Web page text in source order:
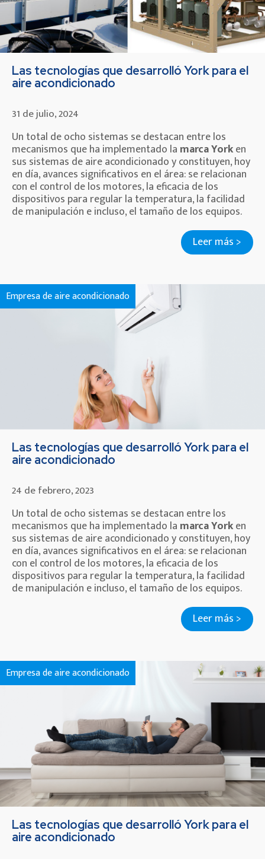
Las tecnologías que desarrolló York para el
aire acondicionado
31 de julio, 2024
Un total de ocho sistemas se destacan entre los
mecanismos que ha implementado la marca Yorken
sus sistemas de aire acondicionado y constituyen, hoy
en día, avances significativos en el área: se relacionan
con el control de los motores, la eficacia de los
dispositivos para regular la temperatura, la facilidad
de manipulación e incluso, el tamaño de los equipos.
Leer más >
Empresa de aire acondicionado
Las tecnologías que desarrolló York para el
aire acondicionado
24 de febrero, 2023
Un total de ocho sistemas se destacan entre los
mecanismos que ha implementado la marca Yorken
sus sistemas de aire acondicionado y constituyen, hoy
en día, avances significativos en el área: se relacionan
con el control de los motores, la eficacia de los
dispositivos para regular la temperatura, la facilidad
de manipulación e incluso, el tamaño de los equipos.
Leer más >
Empresa de aire acondicionado
Las tecnologías que desarrolló York para el
aire acondicionado